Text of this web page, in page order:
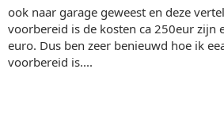
ook naar garage geweest en deze
voorbereid is de kosten ca 250eur zijn
euro. Dus ben zeer benieuwd hoe ik
voorbereid is....